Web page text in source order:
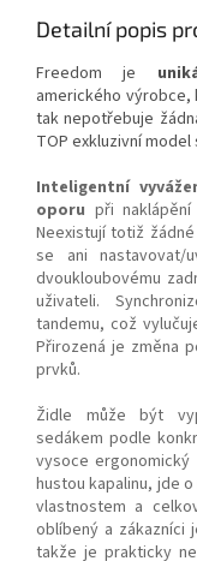
Detailní popis
Freedom je
amerického výrobce,
tak nepotřebuje
TOP exkluzivní
Inteligentní
oporu při
Neexistují totiž
se ani nastavovat/
dvoukloubovému
uživateli.
tandemu, což
Přirozená je změna
prvků.
Židle může být
sedákem podle
vysoce
hustou kapalinu, jde
vlastnostem a
oblíbený a zákazníci
takže je prakticky